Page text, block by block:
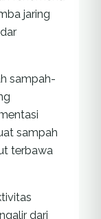
jaring
sampah-
sampah
terbawa
dari